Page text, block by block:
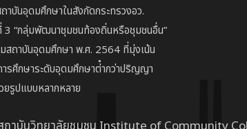
าบันอุดมศึกษาในสังกัดกระทรวงอว.
3 “กลุ่มพัฒนาชุมชนท้องถิ่นหรือชุมชนอื่น”
สถาบันอุดมศึกษา พ.ศ. 2564 ที่มุ่งเน้น
ารศึกษาระดับอุดมศึกษาต่ํากว่าปริญญา
ยรูปแบบหลากหลาย